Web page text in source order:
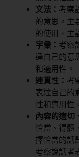
文法： 考察
的意思。主
的使用、主
字彙： 考察
達自己的意
和適用性。
連貫性： 考
表達自己的
性和適用性。
內容的適切
恰當、得體
擇恰當的話
考察說話者